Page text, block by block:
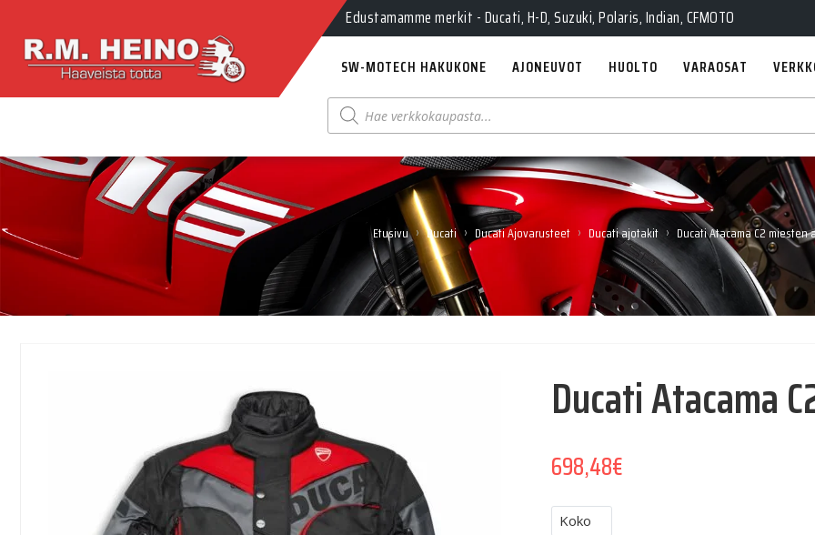
Myynti Ma-Pe 10-18, La 10-14, Huolto Ma-Pe 9-17
Edustamamme merkit - Ducati, H-D, Suzuki, Polaris, Indian, CFMOTO
SW-MOTECH HAKUKONE AJONEUVOT HUOLTO VARAOSAT
Products
search
Etusivu › Ducati › Ducati Ajovarusteet › Ducati ajotakit › Ducati Atacama C2 miesten
Ducati Atacama
698,48€
Koko